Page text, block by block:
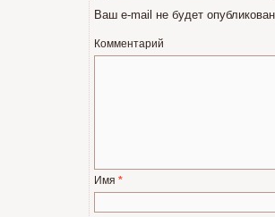
Ваш e-mail не будет
Комментарий
Имя *